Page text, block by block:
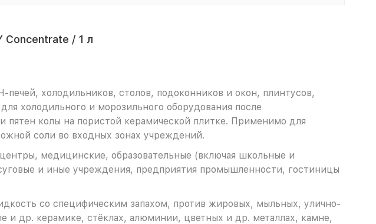
Concentrate / 1 л
холодильников, столов, подоконников и окон, плинтусов,
холодильного и морозильного оборудования после
колы на пористой керамической плитке. Применимо для
соли во входных зонах учреждений.
медицинские, образовательные (включая школьные и
и иные учреждения, предприятия промышленности, гостиницы
со специфическим запахом, против жировых, мыльных, улично-
и др. керамике, стёклах, алюминии, цветных и др. металлах, камне,